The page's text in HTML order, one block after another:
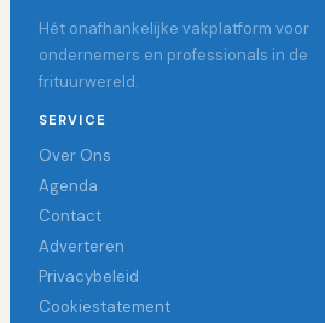
Hét onafhankelijke vakplatform voor
ondernemers en professionals in de
frituurwereld.
SERVICE
Over Ons
Agenda
Contact
Adverteren
Privacybeleid
Cookiestatement